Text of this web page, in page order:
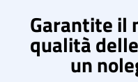
Garantite il
qualità
un